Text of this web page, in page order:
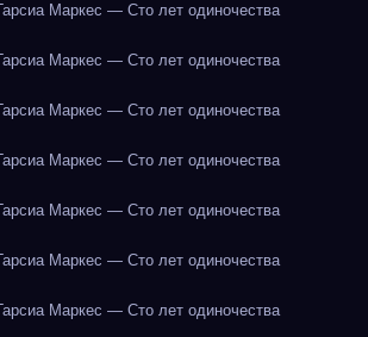
Маркес — Сто лет одиночества
Маркес — Сто лет одиночества
Маркес — Сто лет одиночества
Маркес — Сто лет одиночества
Маркес — Сто лет одиночества
Маркес — Сто лет одиночества
Маркес — Сто лет одиночества